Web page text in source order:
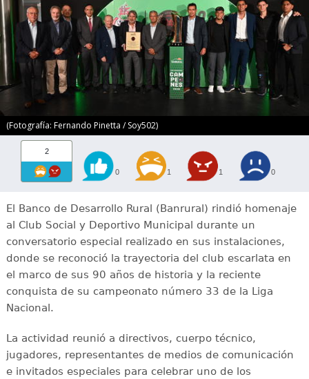
(Fotografía: Fernando Pinetta / Soy502)
2
0 1 1 0
El Banco de Desarrollo Rural (Banrural) rindió homenaje
al Club Social y Deportivo Municipal durante un
conversatorio especial realizado en sus instalaciones,
donde se reconoció la trayectoria del club escarlata en
el marco de sus 90 años de historia y la reciente
conquista de su campeonato número 33 de la Liga
Nacional.
La actividad reunió a directivos, cuerpo técnico,
jugadores, representantes de medios de comunicación
e invitados especiales para celebrar uno de los